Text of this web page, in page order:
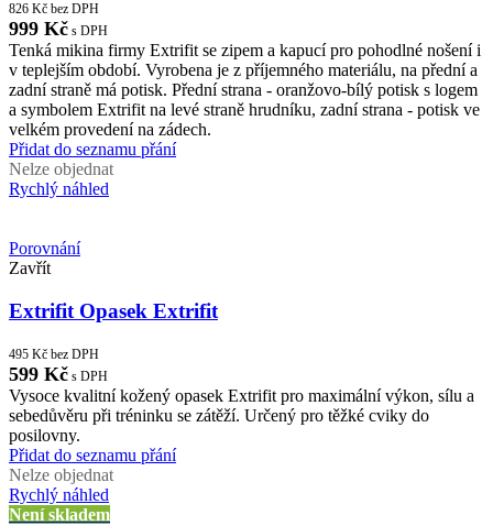
826 Kč bez DPH
999 Kč s DPH
Tenká mikina firmy Extrifit se zipem a kapucí pro pohodlné nošení i
v teplejším období. Vyrobena je z příjemného materiálu, na přední a
zadní straně má potisk. Přední strana - oranžovo-bílý potisk s logem
a symbolem Extrifit na levé straně hrudníku, zadní strana - potisk ve
velkém provedení na zádech.
Přidat do seznamu přání
Nelze objednat
Rychlý náhled
Porovnání
Zavřít
Extrifit Opasek Extrifit
495 Kč bez DPH
599 Kč s DPH
Vysoce kvalitní kožený opasek Extrifit pro maximální výkon, sílu a
sebedůvěru při tréninku se zátěží. Určený pro těžké cviky do
posilovny.
Přidat do seznamu přání
Nelze objednat
Rychlý náhled
Není skladem